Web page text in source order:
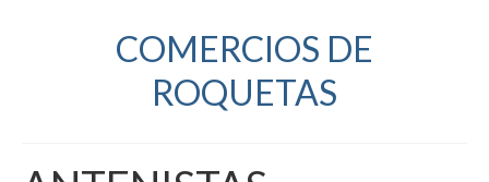
COMERCIOS DE
ROQUETAS